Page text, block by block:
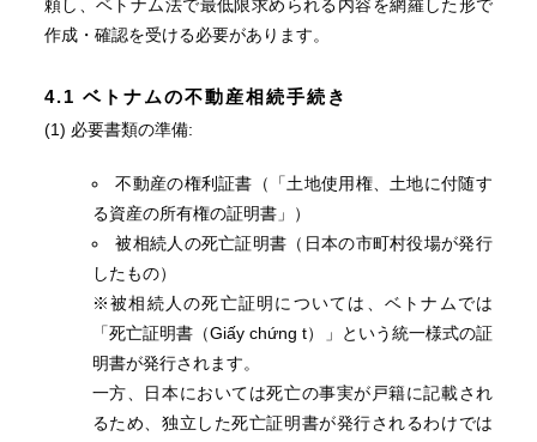
頼し、ベトナム法で最低限求められる内容を網羅した形で
作成・確認を受ける必要があります。
4.1 ベトナムの不動産相続手続き
(1) 必要書類の準備:
不動産の権利証書（「土地使用権、土地に付随す
る資産の所有権の証明書」）
被相続人の死亡証明書（日本の市町村役場が発行
したもの）
※被相続人の死亡証明については、ベトナムでは
「死亡証明書（Giấy chứng t）」という統一様式の証
明書が発行されます。
一方、日本においては死亡の事実が戸籍に記載され
るため、独立した死亡証明書が発行されるわけでは